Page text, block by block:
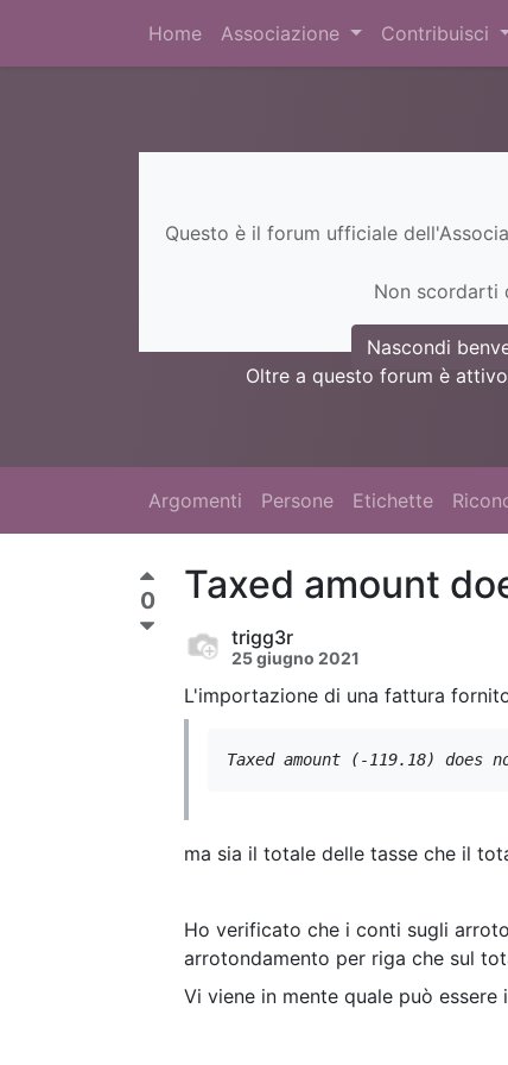
Home Associazione Contribuisci
Questo è il forum ufficiale
Non scordarti
Nascondi
Oltre a questo forum è
Argomenti Persone Etichette
0 Taxed amount
trigg3r
25 giugno 2021
L'importazione di una fattura
Taxed amount (-119.18)
ma sia il totale delle tasse che il
Ho verificato che i conti sugli
arrotondamento per riga che sul
Vi viene in mente quale può essere